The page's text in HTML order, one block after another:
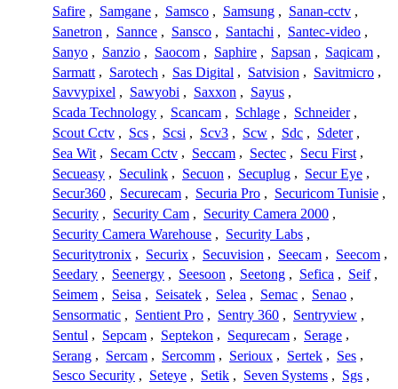
Safire , Samgane , Samsco , Samsung , Sanan-cctv ,
Sanetron , Sannce , Sansco , Santachi , Santec-video ,
Sanyo , Sanzio , Saocom , Saphire , Sapsan , Saqicam ,
Sarmatt , Sarotech , Sas Digital , Satvision , Savitmicro ,
Savvypixel , Sawyobi , Saxxon , Sayus ,
Scada Technology , Scancam , Schlage , Schneider ,
Scout Cctv , Scs , Scsi , Scv3 , Scw , Sdc , Sdeter ,
Sea Wit , Secam Cctv , Seccam , Sectec , Secu First ,
Secueasy , Seculink , Secuon , Secuplug , Secur Eye ,
Secur360 , Securecam , Securia Pro , Securicom Tunisie ,
Security , Security Cam , Security Camera 2000 ,
Security Camera Warehouse , Security Labs ,
Securitytronix , Securix , Secuvision , Seecam , Seecom ,
Seedary , Seenergy , Seesoon , Seetong , Sefica , Seif ,
Seimem , Seisa , Seisatek , Selea , Semac , Senao ,
Sensormatic , Sentient Pro , Sentry 360 , Sentryview ,
Sentul , Sepcam , Septekon , Sequrecam , Serage ,
Serang , Sercam , Sercomm , Serioux , Sertek , Ses ,
Sesco Security , Seteye , Setik , Seven Systems , Sgs ,